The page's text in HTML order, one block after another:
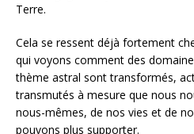
Terre.
Cela se ressent déjà fortement
qui voyons comment des
thème astral sont transformés,
transmutés à mesure que nous
nous-mêmes, de nos vies et de
pouvons plus supporter.